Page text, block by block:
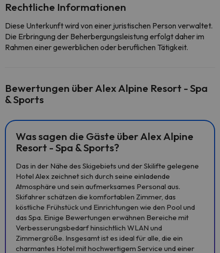
Rechtliche Informationen
Diese Unterkunft wird von einer juristischen Person verwaltet.
Die Erbringung der Beherbergungsleistung erfolgt daher im
Rahmen einer gewerblichen oder beruflichen Tätigkeit.
Bewertungen über Alex Alpine Resort - Spa
& Sports
Was sagen die Gäste über Alex Alpine
Resort - Spa & Sports?
Das in der Nähe des Skigebiets und der Skilifte gelegene
Hotel Alex zeichnet sich durch seine einladende
Atmosphäre und sein aufmerksames Personal aus.
Skifahrer schätzen die komfortablen Zimmer, das
köstliche Frühstück und Einrichtungen wie den Pool und
das Spa. Einige Bewertungen erwähnen Bereiche mit
Verbesserungsbedarf hinsichtlich WLAN und
Zimmergröße. Insgesamt ist es ideal für alle, die ein
charmantes Hotel mit hochwertigem Service und einer